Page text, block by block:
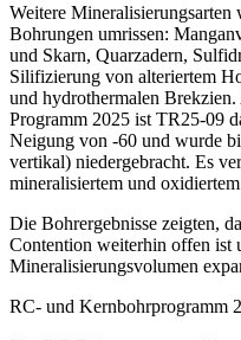
Weitere Mineralisierungsarten
Bohrungen umrissen:
und Skarn, Quarzadern,
Silifizierung von alteriertem
und hydrothermalen
Programm 2025 ist TR25-09
Neigung von -60 und wurde
vertikal) niedergebracht. Es
mineralisiertem und
Die Bohrergebnisse zeigten,
Contention weiterhin offen ist
Mineralisierungsvolumen
RC- und Kernbohrprogramm